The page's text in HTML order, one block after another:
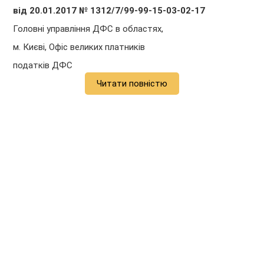
від 20.01.2017 № 1312/7/99-99-15-03-02-17
Головні управління ДФС в областях,
м. Києві, Офіс великих платників
податків ДФС
Читати повністю